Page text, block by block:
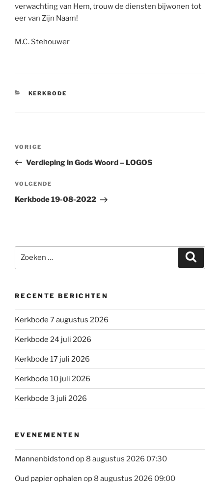
verwachting van Hem, trouw de diensten bijwonen tot
eer van Zijn Naam!
M.C. Stehouwer
CATEGORIEËN
KERKBODE
Vorig
bericht
VORIGE
Verdieping in Gods Woord – LOGOS
Volgend
bericht
VOLGENDE
Kerkbode 19-08-2022
naar:
RECENTE BERICHTEN
Kerkbode 7 augustus 2026
Kerkbode 24 juli 2026
Kerkbode 17 juli 2026
Kerkbode 10 juli 2026
Kerkbode 3 juli 2026
EVENEMENTEN
Mannenbidstond op 8 augustus 2026 07:30
Oud papier ophalen op 8 augustus 2026 09:00